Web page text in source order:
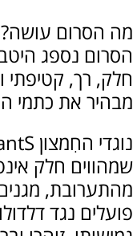
מה הסרום עושה?
הסרום נספג היטב
חלק, רך, קטיפתי
מבהיר את כתמי
שמהווים חלק
מהתערובת,
פועלים נגד